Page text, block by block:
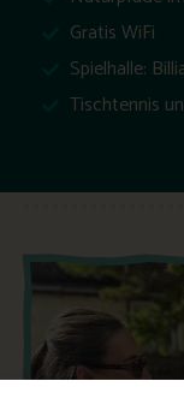
Gratis WiFi
Spielhalle:
Tischtennis